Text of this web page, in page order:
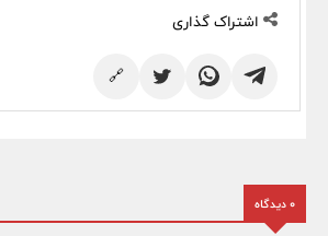
اشتراک گذاری
🔗
0 دیدگاه